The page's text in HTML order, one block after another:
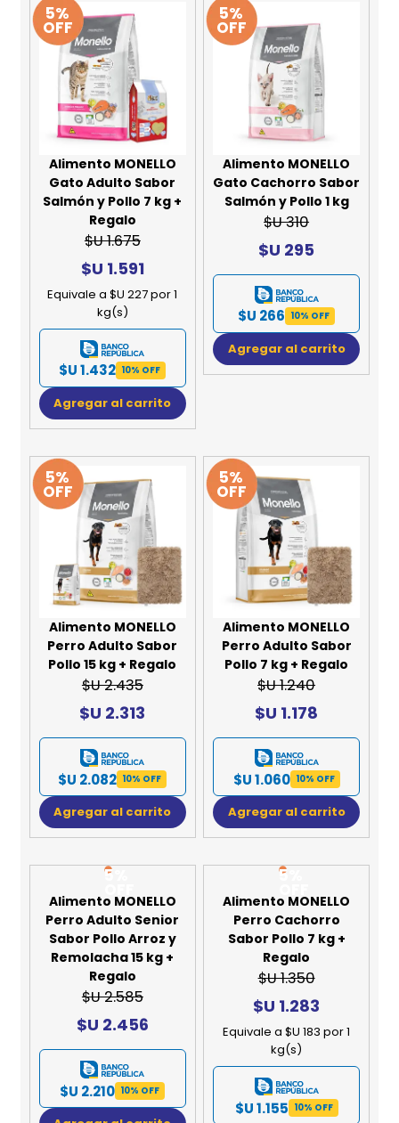
5%
OFF
Alimento MONELLO
Gato Adulto Sabor
Salmón y Pollo 7 kg +
Regalo
$U 1.675
$U 1.591
Equivale a $U 227 por 1
kg(s)
$U 1.432 10% OFF
Agregar al carrito
5%
OFF
Alimento MONELLO
Gato Cachorro Sabor
Salmón y Pollo 1 kg
$U 310
$U 295
$U 266 10% OFF
Agregar al carrito
5%
OFF
Alimento MONELLO
Perro Adulto Sabor
Pollo 15 kg + Regalo
$U 2.435
$U 2.313
$U 2.082 10% OFF
Agregar al carrito
5%
OFF
Alimento MONELLO
Perro Adulto Sabor
Pollo 7 kg + Regalo
$U 1.240
$U 1.178
$U 1.060 10% OFF
Agregar al carrito
5%
Alimento MONELLO
Perro Adulto Senior
Sabor Pollo Arroz y
Remolacha 15 kg +
Regalo
$U 2.585
$U 2.456
$U 2.210 10% OFF
5%
Alimento MONELLO
Perro Cachorro
Sabor Pollo 7 kg +
Regalo
$U 1.350
$U 1.283
Equivale a $U 183 por 1
kg(s)
$U 1.155 10% OFF